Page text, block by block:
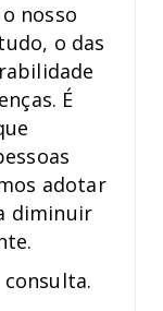
nosso
o das
É
adotar
diminuir